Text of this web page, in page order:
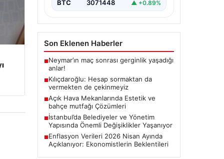
BTC 3071448 ▲ +0.89%
Son Eklenen Haberler
■Neymar’ın maç sonrası gerginlik yaşadığı
anlar!
■Kılıçdaroğlu: Hesap sormaktan da
vermekten de çekinmeyiz
■Açık Hava Mekanlarında Estetik ve
bahçe mutfağı Çözümleri
■İstanbul’da Belediyeler ve Yönetim
Yapısında Önemli Değişiklikler Yaşanıyor
■Enflasyon Verileri 2026 Nisan Ayında
Açıklanıyor: Ekonomistlerin Beklentileri